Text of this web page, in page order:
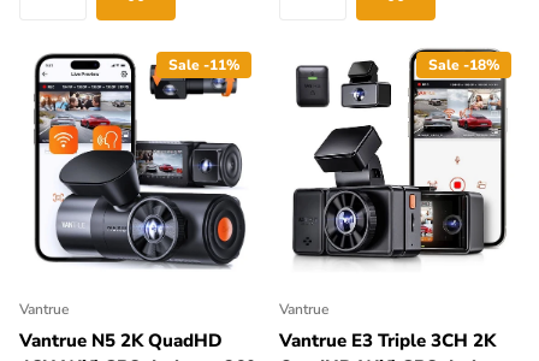
Sale -11%
Vantrue
Vantrue N5 2K QuadHD
Sale -18%
Vantrue
Vantrue E3 Triple 3CH 2K